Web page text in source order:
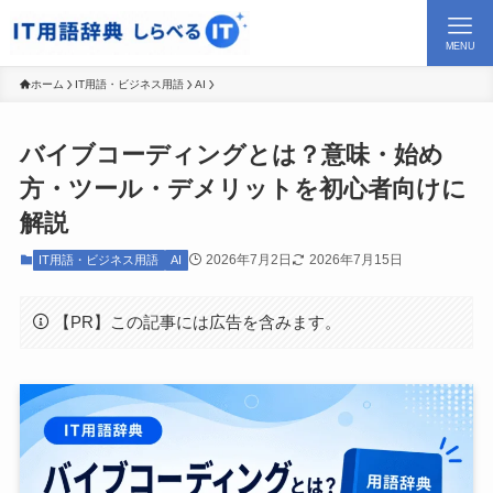
MENU
ホーム IT用語・ビジネス用語 AI
バイブコーディングとは？意味・始め
方・ツール・デメリットを初心者向けに
解説
IT用語・ビジネス用語 AI 2026年7月2日 2026年7月15日
【PR】この記事には広告を含みます。